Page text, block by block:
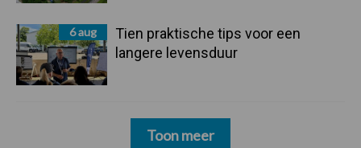
6 aug
Tien praktische tips voor een
langere levensduur
Toon meer